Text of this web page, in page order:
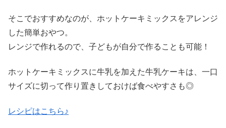
そこでおすすめなのが、ホットケーキミックスをアレンジ
した簡単おやつ。
レンジで作れるので、子どもが自分で作ることも可能！
ホットケーキミックスに牛乳を加えた牛乳ケーキは、一口
サイズに切って作り置きしておけば食べやすさも◎
レシピはこちら♪